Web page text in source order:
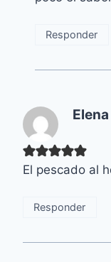
Responder
El pescado al
Responder